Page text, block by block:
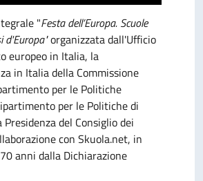
"Festa dell’Europa. Scuole
d'Europa"organizzata dall'Ufficio
europeo in Italia, la
in Italia della Commissione
per le Politiche
per le Politiche di
Presidenza del Consiglio dei
con Skuola.net, in
anni dalla Dichiarazione